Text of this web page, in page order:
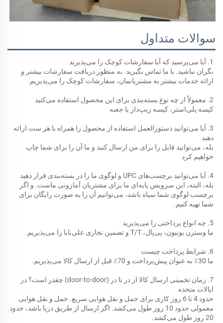
سوالات متداول
1. آیا می‌پرسید که آیا سفارشات کوچک را می‌پذیرید
ارائه خدمات بیشتر به مشتریانمان، سفارشات کوچک را می‌پذیریم.
2. معمولاً از چه نوع بسته‌بندی برای این محصول استفاده می‌کنید
کیسه پلی‌استر، کیسه زیپ‌دار یا جعبه
دهید
خواهیم کرد
4. آیا می‌توانید برچسب‌های UPC و لوگوی ما را در بسته‌بندی قرار دهید
شما تهیه کنیم.
5. چه انواع پرداختی را می‌پذیرید
ما وسترن یونیون، پی‌پال، T/T و تضمین تجاری علی‌بابا را می‌پذیریم.
6. شرایط پرداخت چیست
ما 30٪ به عنوان پیش‌پرداخت و 70٪ قبل از ارسال کالا می‌پذیریم.
ایالات متحده
20 روز طول می‌کشد.